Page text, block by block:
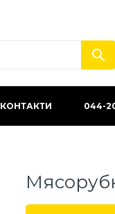
КОНТАКТИ 044-